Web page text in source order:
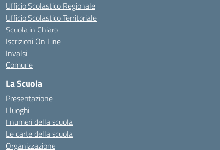
Ufficio Scolastico Regionale
Ufficio Scolastico Territoriale
Scuola in Chiaro
Iscrizioni On Line
Invalsi
Comune
La Scuola
Presentazione
I luoghi
I numeri della scuola
Le carte della scuola
Organizzazione